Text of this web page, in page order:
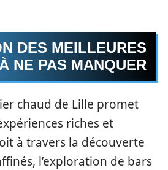
DES MEILLEURES
NE PAS MANQUER
chaud de Lille promet
riches et
à travers la découverte
l’exploration de bars